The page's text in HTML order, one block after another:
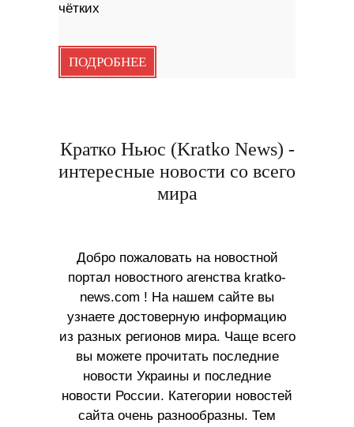
чётких
ПОДРОБНЕЕ
Кратко Ньюс (Kratko News) -
интересные новости со всего
мира
Добро пожаловать на новостной
портал новостного агенства kratko-
news.com ! На нашем сайте вы
узнаете достоверную информацию
из разных регионов мира. Чаще всего
вы можете прочитать последние
новости Украины и последние
новости России. Категории новостей
сайта очень разнообразны. Тем